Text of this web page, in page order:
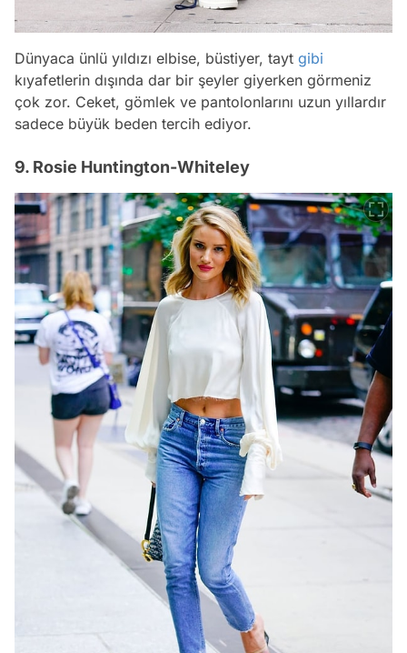
Dünyaca ünlü yıldızı elbise, büstiyer, tayt gibi
kıyafetlerin dışında dar bir şeyler giyerken görmeniz
çok zor. Ceket, gömlek ve pantolonlarını uzun yıllardır
sadece büyük beden tercih ediyor.
9. Rosie Huntington-Whiteley